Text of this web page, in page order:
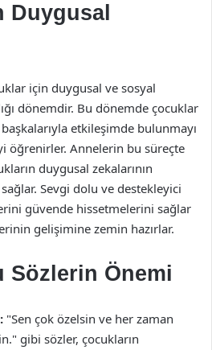
Duygusal
için duygusal ve sosyal
dönemdir. Bu dönemde çocuklar
etkileşimde bulunmayı
öğrenirler. Annelerin bu süreçte
duygusal zekalarının
Sevgi dolu ve destekleyici
güvende hissetmelerini sağlar
gelişimine zemin hazırlar.
Sözlerin Önemi
"Sen çok özelsin ve her zaman
gibi sözler, çocukların